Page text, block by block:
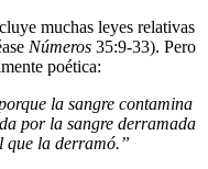
muchas leyes relativas
Números 35:9-33). Pero
poética:
la sangre contamina
por la sangre derramada
que la derramó.”